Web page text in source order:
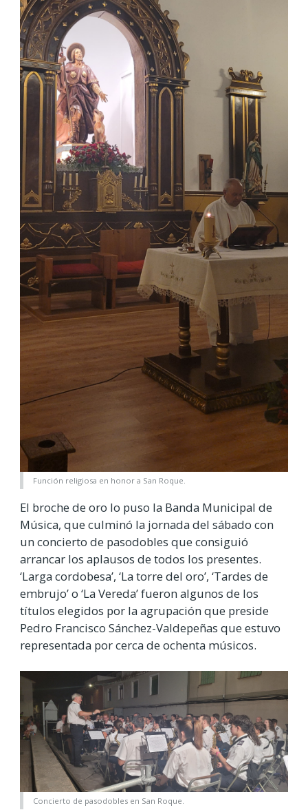
Función religiosa en honor a San Roque.
El broche de oro lo puso la Banda Municipal de
Música, que culminó la jornada del sábado con
un concierto de pasodobles que consiguió
arrancar los aplausos de todos los presentes.
‘Larga cordobesa’, ‘La torre del oro’, ‘Tardes de
embrujo’ o ‘La Vereda’ fueron algunos de los
títulos elegidos por la agrupación que preside
Pedro Francisco Sánchez-Valdepeñas que estuvo
representada por cerca de ochenta músicos.
Concierto de pasodobles en San Roque.